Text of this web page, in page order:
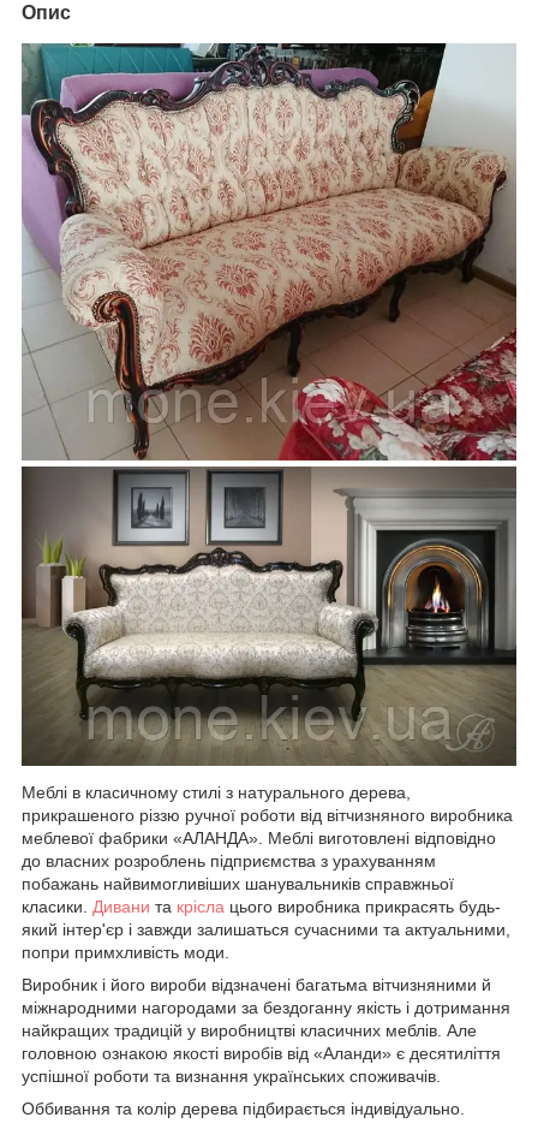
Опис
Меблі в класичному стилі з натурального дерева,
прикрашеного різзю ручної роботи від вітчизняного виробника
меблевої фабрики «АЛАНДА». Меблі виготовлені відповідно
до власних розроблень підприємства з урахуванням
побажань найвимогливіших шанувальників справжньої
класики. Дивани та крісла цього виробника прикрасять будь-
який інтер'єр і завжди залишаться сучасними та актуальними,
попри примхливість моди.
Виробник і його вироби відзначені багатьма вітчизняними й
міжнародними нагородами за бездоганну якість і дотримання
найкращих традицій у виробництві класичних меблів. Але
головною ознакою якості виробів від «Аланди» є десятиліття
успішної роботи та визнання українських споживачів.
Оббивання та колір дерева підбирається індивідуально.